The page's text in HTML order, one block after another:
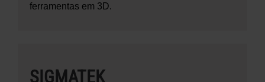
ferramentas em 3D.
SIGMATEK